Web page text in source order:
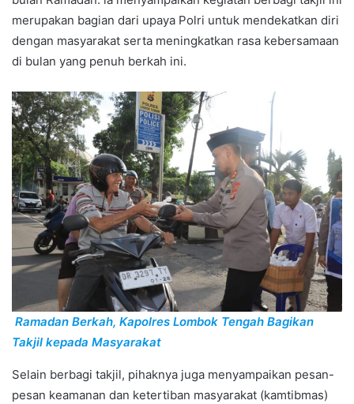
merupakan bagian dari upaya Polri untuk mendekatkan diri
dengan masyarakat serta meningkatkan rasa kebersamaan
di bulan yang penuh berkah ini.
Ramadan Berkah, Kapolres Lombok Tengah Bagikan
Takjil kepada Masyarakat
Selain berbagi takjil, pihaknya juga menyampaikan pesan-
pesan keamanan dan ketertiban masyarakat (kamtibmas)